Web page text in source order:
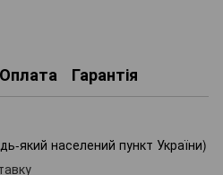
Оплата Гарантія
який населений пункт України)